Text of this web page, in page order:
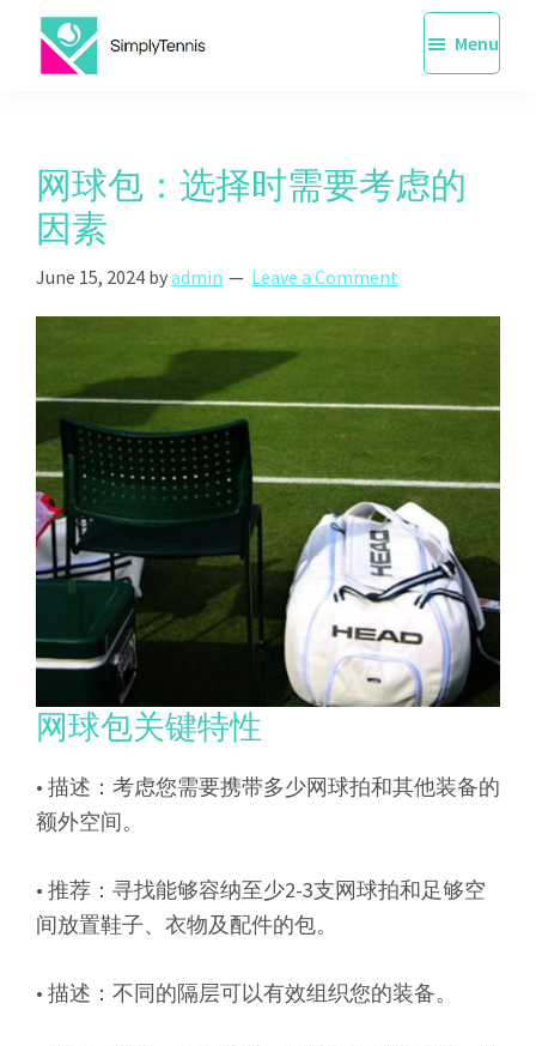
Singapore
Menu
网球包：选择时需要考虑的
因素
June 15, 2024 byadmin Leave a Comment
网球包关键特性
• 描述：考虑您需要携带多少网球拍和其他装备的
额外空间。
• 推荐：寻找能够容纳至少2-3支网球拍和足够空
间放置鞋子、衣物及配件的包。
• 描述：不同的隔层可以有效组织您的装备。